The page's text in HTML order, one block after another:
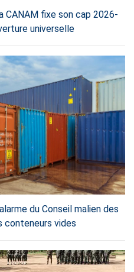
CANAM fixe son cap 2026-
universelle
du Conseil malien des
conteneurs vides